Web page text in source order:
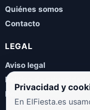
Quiénes somos
Contacto
LEGAL
Aviso legal
Política de privacidad
Política de cookies
Privacidad y
En ElFiesta.es